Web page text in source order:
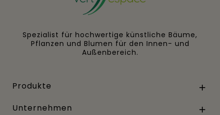
Spezialist für hochwertige künstliche Bäume,
Pflanzen und Blumen für den Innen- und
Außenbereich.
Produkte 
Unternehmen 